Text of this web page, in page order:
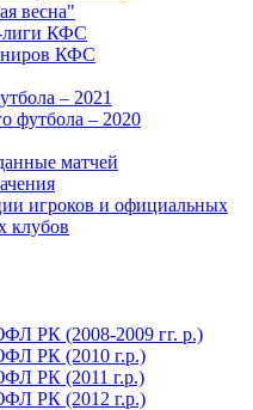
весна"
лиги КФС
КФС
– 2021
футбола – 2020
матчей
игроков и официальных
клубов
РК (2008-2009 гг. р.)
РК (2010 г.р.)
РК (2011 г.р.)
РК (2012 г.р.)